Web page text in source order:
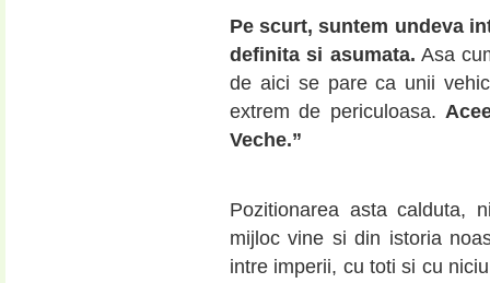
Pe scurt, suntem undeva
definita si asumata. Asa
de aici se pare ca unii
extrem de periculoasa.
Veche.”
Pozitionarea asta calduta,
mijloc vine si din istoria
intre imperii, cu toti si cu